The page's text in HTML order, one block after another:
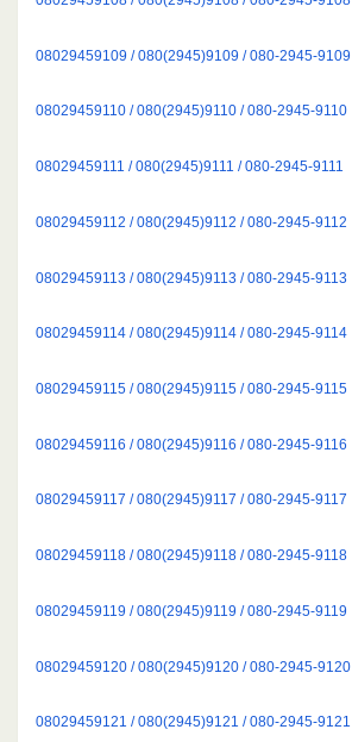
08029459109 / 080(2945)9109 / 080-2945-9109
08029459110 / 080(2945)9110 / 080-2945-9110
08029459111 / 080(2945)9111 / 080-2945-9111
08029459112 / 080(2945)9112 / 080-2945-9112
08029459113 / 080(2945)9113 / 080-2945-9113
08029459114 / 080(2945)9114 / 080-2945-9114
08029459115 / 080(2945)9115 / 080-2945-9115
08029459116 / 080(2945)9116 / 080-2945-9116
08029459117 / 080(2945)9117 / 080-2945-9117
08029459118 / 080(2945)9118 / 080-2945-9118
08029459119 / 080(2945)9119 / 080-2945-9119
08029459120 / 080(2945)9120 / 080-2945-9120
08029459121 / 080(2945)9121 / 080-2945-9121